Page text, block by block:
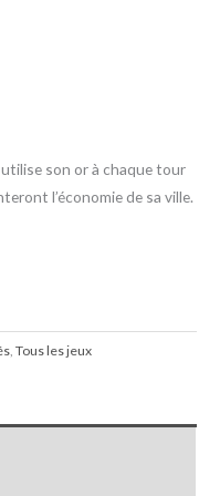
son or à chaque tour
l’économie de sa ville.
,Tous les jeux